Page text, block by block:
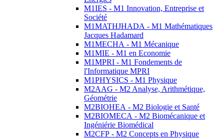
M1IES - M1 Innovation, Entreprise et
Société
M1MATHJHADA - M1 Mathématiques
Jacques Hadamard
M1MECHA - M1 Mécanique
M1MIE - M1 en Economie
M1MPRI - M1 Fondements de
l'Informatique MPRI
M1PHYSICS - M1 Physique
M2AAG - M2 Analyse, Arithmétique,
Géométrie
M2BIOHEA - M2 Biologie et Santé
M2BIOMECA - M2 Biomécanique et
Ingéniérie Biomédical
M2CFP - M2 Concepts en Physique